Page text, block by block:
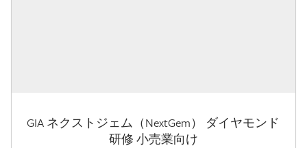
GIA ネクストジェム（NextGem） ダイヤモンド
研修 小売業向け